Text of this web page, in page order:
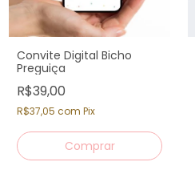
Convite Digital Bicho
Preguiça
R$39,00
R$37,05 com Pix